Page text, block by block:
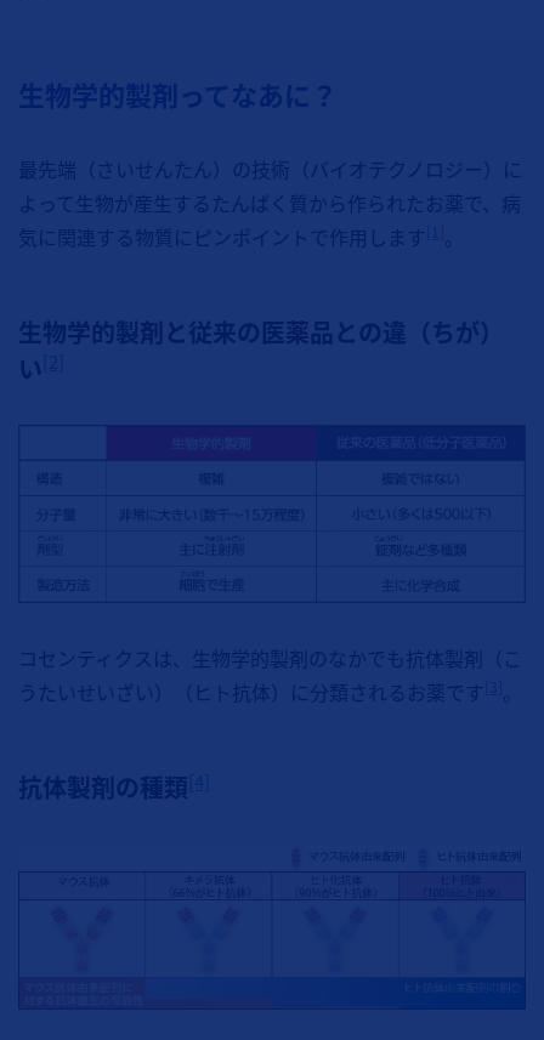
生物学的製剤ってなあに？
最先端（さいせんたん）の技術（バイオテクノロジー）に
よって生物が産生するたんぱく質から作られたお薬で、病
気に関連する物質にピンポイントで作用します [1]
生物学的製剤と従来の医薬品との違（ちが）
い [2]
コセンティクスは、生物学的製剤のなかでも抗体製剤（こ
うたいせいざい）（ヒト抗体）に分類されるお薬です [3]
抗体製剤の種類 [4]